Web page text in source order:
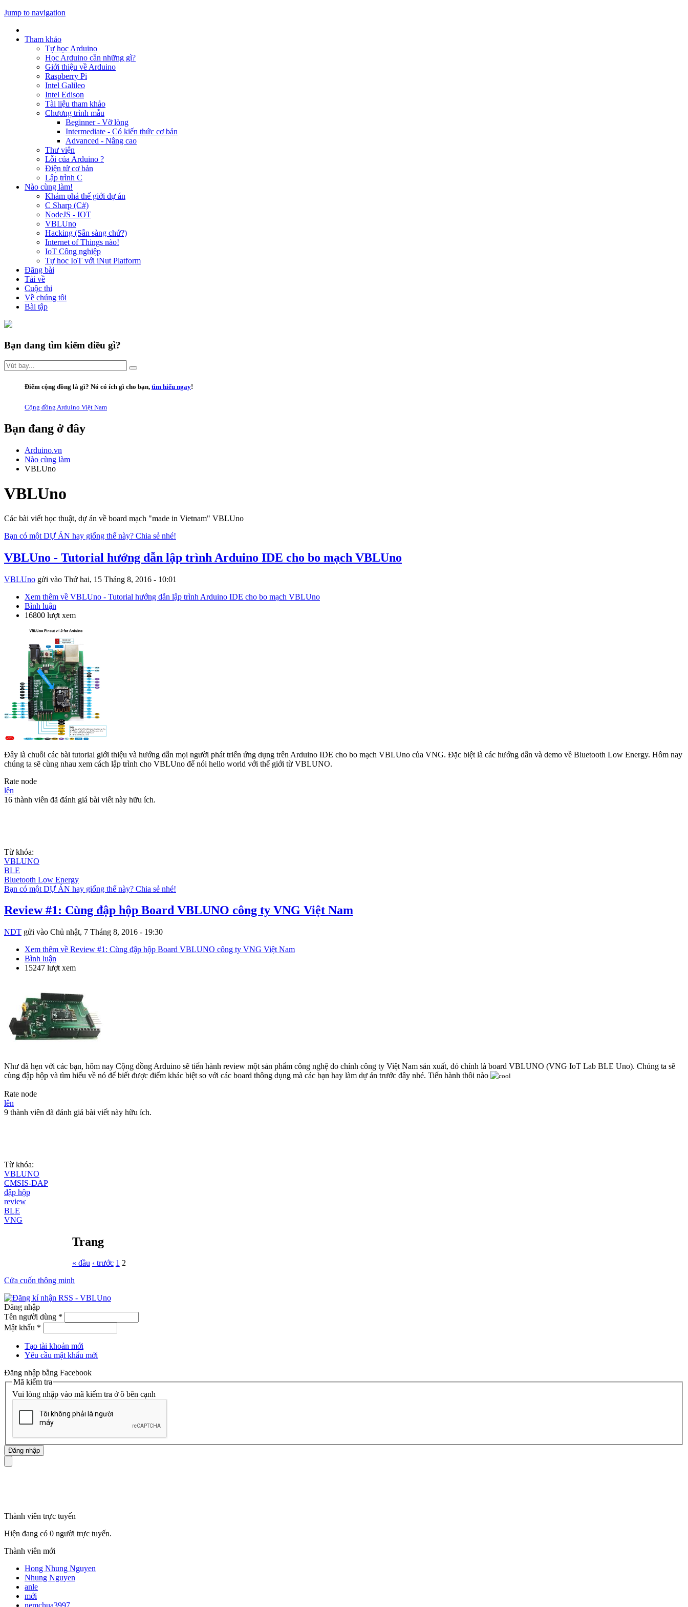
Jump to navigation
Tham khảo
Tự học Arduino
Học Arduino cần những gì?
Giới thiệu về Arduino
Raspberry Pi
Intel Galileo
Intel Edison
Tài liệu tham khảo
Chương trình mẫu
Beginner - Vỡ lòng
Intermediate - Có kiến thức cơ bản
Advanced - Nâng cao
Thư viện
Lỗi của Arduino ?
Điện tử cơ bản
Lập trình C
Nào cùng làm!
Khám phá thế giới dự án
C Sharp (C#)
NodeJS - IOT
VBLUno
Hacking (Sẵn sàng chứ?)
Internet of Things nào!
IoT Công nghiệp
Tự học IoT với iNut Platform
Đăng bài
Tải về
Cuộc thi
Về chúng tôi
Bài tập
Bạn đang tìm kiếm điều gì?
Điểm cộng đồng là gì? Nó có ích gì cho bạn, tìm hiểu ngay!
Cộng đồng Arduino Việt Nam
Bạn đang ở đây
Arduino.vn
Nào cùng làm
VBLUno
VBLUno
Các bài viết học thuật, dự án về board mạch "made in Vietnam" VBLUno
Bạn có một DỰ ÁN hay giống thế này? Chia sẻ nhé!
VBLUno - Tutorial hướng dẫn lập trình Arduino IDE cho bo mạch VBLUno
VBLUno gửi vào Thứ hai, 15 Tháng 8, 2016 - 10:01
Xem thêm về VBLUno - Tutorial hướng dẫn lập trình Arduino IDE cho bo mạch VBLUno
Bình luận
16800 lượt xem
Đây là chuỗi các bài tutorial giới thiệu và hướng dẫn mọi người phát triển ứng dụng trên Arduino IDE cho bo mạch VBLUno của VNG. Đặc biệt là các hướng dẫn và demo về Bluetooth Low Energy. Hôm nay
chúng ta sẽ cùng nhau xem cách lập trình cho VBLUno để nói hello world với thế giới từ VBLUNO.
Rate node
lên
16 thành viên đã đánh giá bài viết này hữu ích.
Từ khóa:
VBLUNO
BLE
Bluetooth Low Energy
Bạn có một DỰ ÁN hay giống thế này? Chia sẻ nhé!
Review #1: Cùng đập hộp Board VBLUNO công ty VNG Việt Nam
NDT gửi vào Chủ nhật, 7 Tháng 8, 2016 - 19:30
Xem thêm về Review #1: Cùng đập hộp Board VBLUNO công ty VNG Việt Nam
Bình luận
15247 lượt xem
Như đã hẹn với các bạn, hôm nay Cộng đồng Arduino sẽ tiến hành review một sản phẩm công nghệ do chính công ty Việt Nam sản xuất, đó chính là board VBLUNO (VNG IoT Lab BLE Uno). Chúng ta sẽ
cùng đập hộp và tìm hiểu về nó để biết được điểm khác biệt so với các board thông dụng mà các bạn hay làm dự án trước đây nhé. Tiến hành thôi nào
Rate node
lên
9 thành viên đã đánh giá bài viết này hữu ích.
Từ khóa:
VBLUNO
CMSIS-DAP
đập hộp
review
BLE
VNG
Trang
« đầu ‹ trước 1 2
Cửa cuốn thông minh
Đăng nhập
Tên người dùng *
Mật khẩu *
Tạo tài khoản mới
Yêu cầu mật khẩu mới
Đăng nhập bằng Facebook
Mã kiểm tra
Vui lòng nhập vào mã kiểm tra ở ô bên cạnh
Thành viên trực tuyến
Hiện đang có 0 người trực tuyến.
Thành viên mới
Hong Nhung Nguyen
Nhung Nguyen
anle
mới
nemchua3997